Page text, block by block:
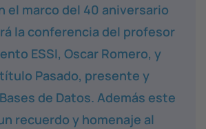
el marco del 40 aniversario
la conferencia del profesor
ESSI, Oscar Romero, y
Pasado, presente y
de Datos. Además este
recuerdo y homenaje al